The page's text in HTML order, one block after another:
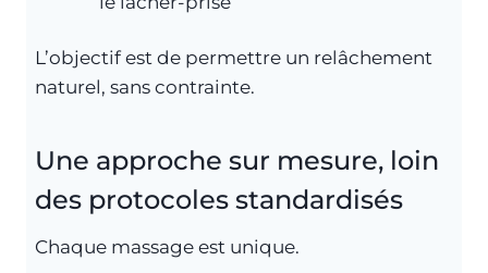
L’objectif est de permettre un relâchement
naturel, sans contrainte.
Une approche sur mesure, loin
des protocoles standardisés
Chaque massage est unique.